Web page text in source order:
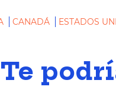
CANADÁ ESTADOS
Te